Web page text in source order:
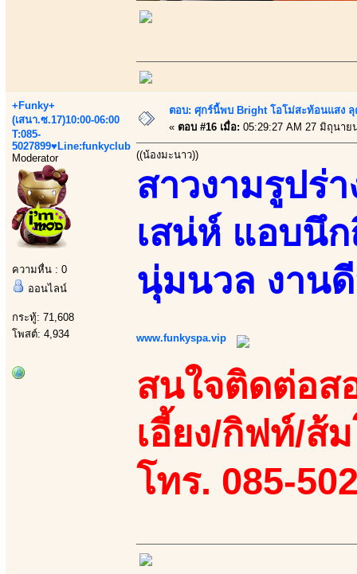
+Funky+
(เสนา.ซ.17)10:00-06:00
T:085-
5027899♥Line:funkyclub
Moderator
ความหื่น : 0
ออนไลน์
กระทู้: 71,608
โพสต์: 4,934
ตอบ: ศุกร์นี้พบ Bright โอโม่สะท้อนแสง
« ตอบ #16 เมื่อ: 05:29:27 AM 27 มิถุนาย
((น้องมะนาว))
สาวงามรูปร่
เสน่ห์ แอบนึก
นุ่มนวล งาน
www.funkyspa.vip
สนใจติดต่อส
เอี้ยง/กิฟท์/ส้
โทร. 085-